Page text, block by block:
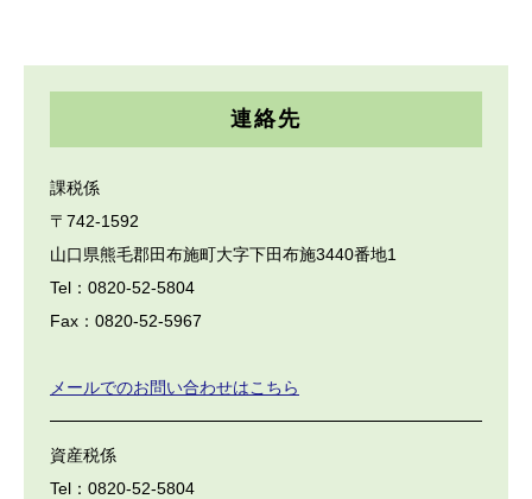
連絡先
課税係
〒742-1592
山口県熊毛郡田布施町大字下田布施3440番地1
Tel：0820-52-5804
Fax：0820-52-5967
メールでのお問い合わせはこちら
資産税係
Tel：0820-52-5804